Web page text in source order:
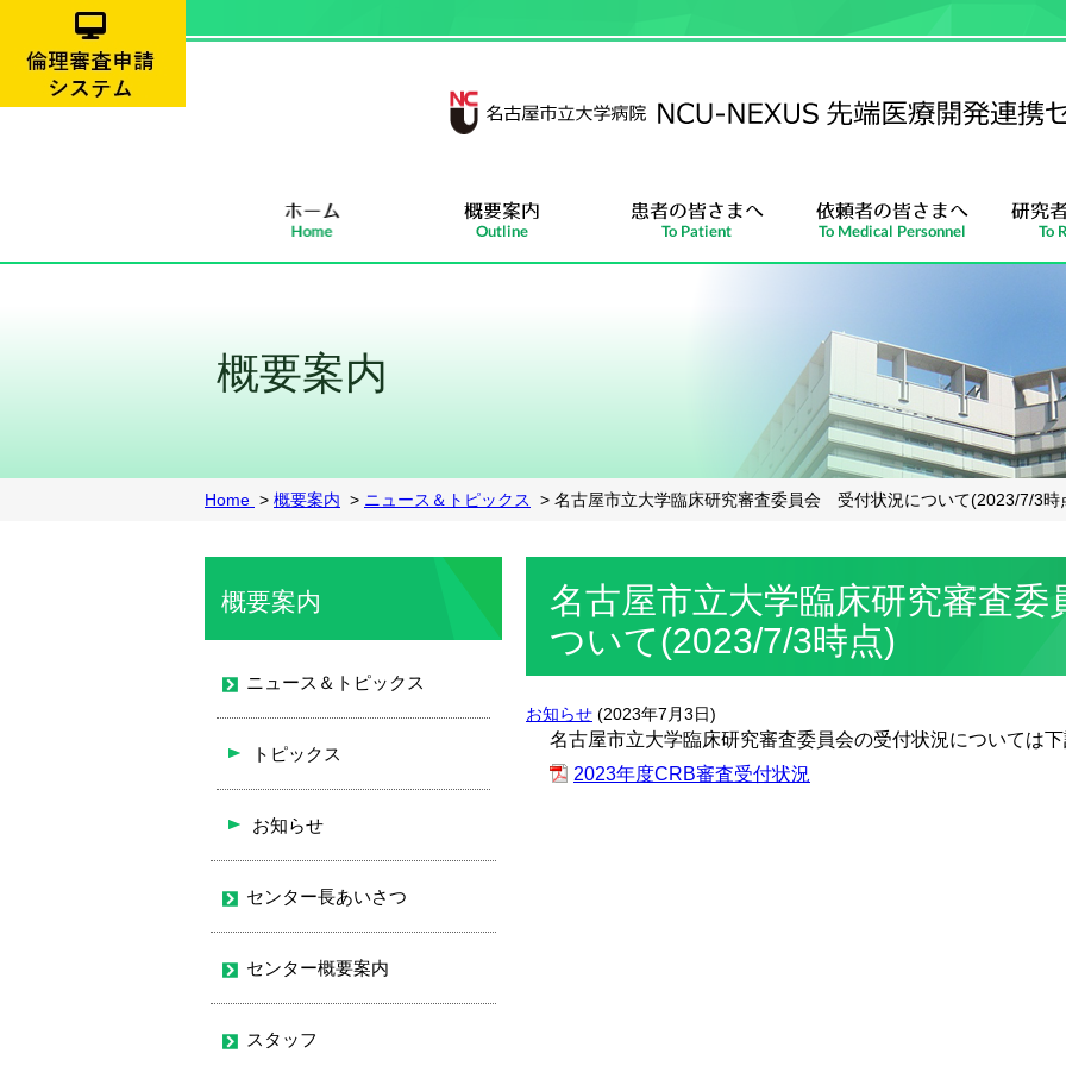
概要案内
Home > 概要案内 > ニュース＆トピックス > 名古屋市立大学臨床研究審査委員会 受付状況について(2023/7/3時
名古屋市立大学臨床研究審査
ついて(2023/7/3時点)
お知らせ (2023年7月3日)
名古屋市立大学臨床研究審査委員会の受付状況については
2023年度CRB審査受付状況
概要案内
ニュース＆トピックス
トピックス
お知らせ
センター長あいさつ
センター概要案内
スタッフ